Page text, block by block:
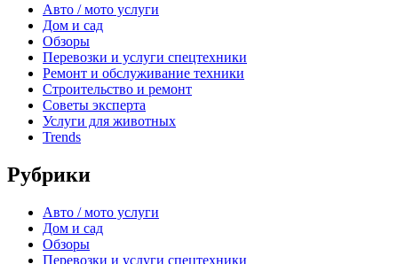
Авто / мото услуги
Дом и сад
Обзоры
Перевозки и услуги спецтехники
Ремонт и обслуживание техники
Строительство и ремонт
Советы эксперта
Услуги для животных
Trends
Рубрики
Авто / мото услуги
Дом и сад
Обзоры
Перевозки и услуги спецтехники